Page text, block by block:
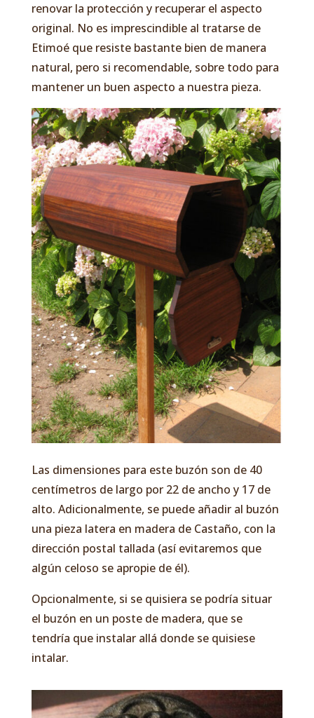
renovar la protección y recuperar el aspecto
original. No es imprescindible al tratarse de
Etimoé que resiste bastante bien de manera
natural, pero si recomendable, sobre todo para
mantener un buen aspecto a nuestra pieza.
Las dimensiones para este buzón son de 40
centímetros de largo por 22 de ancho y 17 de
alto. Adicionalmente, se puede añadir al buzón
una pieza latera en madera de Castaño, con la
dirección postal tallada (así evitaremos que
algún celoso se apropie de él).
Opcionalmente, si se quisiera se podría situar
el buzón en un poste de madera, que se
tendría que instalar allá donde se quisiese
intalar.